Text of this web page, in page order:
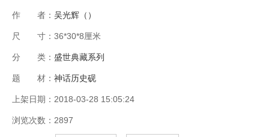
作 者： 吴光辉（）
尺 寸：36*30*8厘米
分 类： 盛世典藏系列
题 材： 神话历史砚
上架日期：2018-03-28 15:05:24
浏览次数：2897